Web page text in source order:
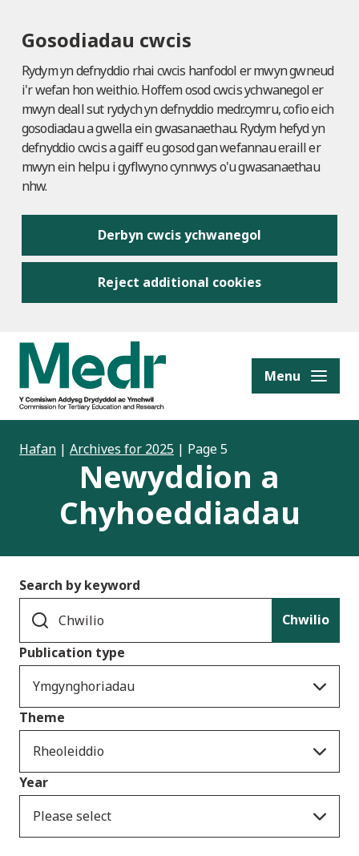
Gosodiadau cwcis
Rydym yn defnyddio rhai cwcis hanfodol er mwyn gwneud
i'r wefan hon weithio. Hoffem osod cwcis ychwanegol er
mwyn deall sut rydych yn defnyddio medr.cymru, cofio eich
gosodiadau a gwella ein gwasanaethau. Rydym hefyd yn
defnyddio cwcis a gaiff eu gosod gan wefannau eraill er
mwyn ein helpu i gyflwyno cynnwys o'u gwasanaethau
nhw.
Derbyn cwcis ychwanegol
Reject additional cookies
content Menu
Hafan | Archives for 2025 | Page 5
Newyddion a
Chyhoeddiadau
Search by keyword
Chwilio
Publication type
Ymgynghoriadau
Theme
Rheoleiddio
Year
Please select